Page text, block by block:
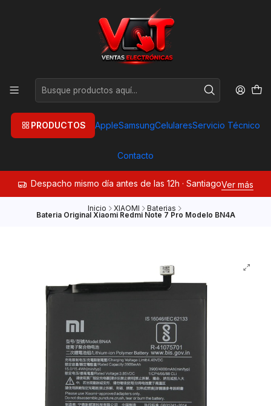
PRODUCTOS AppleSamsungCelularesServicio Técnico
Contacto
Despacho mismo día antes de las 12h · SantiagoVer más
Inicio XIAOMI Baterias
Bateria Original Xiaomi Redmi Note 7 Pro Modelo BN4A